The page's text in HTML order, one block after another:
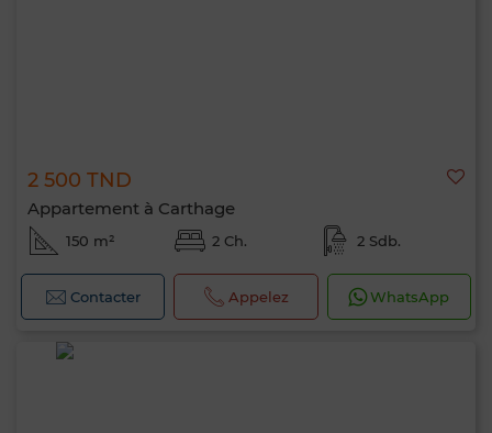
2 500 TND
Appartement à Carthage
150 m² 2 Ch. 2 Sdb.
Contacter Appelez WhatsApp